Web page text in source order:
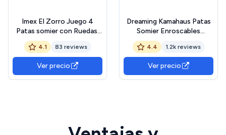
Imex El Zorro Juego 4
Patas somier con Ruedas,
350x30x30 mm, Metal,
Neutro, 39.0x5.0x3.0 cm
4.1 83 reviews
Ver precio
Dreaming Kamahaus Patas
Somier Enroscables
Metálicas Redondas, Metal,
Antracita, 4 Unidades DE
35CM
4.4 1.2k reviews
Ver precio